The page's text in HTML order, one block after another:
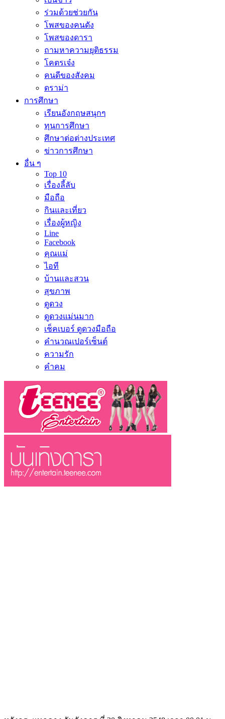
ร่วมด้วยช่วยกัน
โพสของคนดัง
โพสของดารา
ถามหาความยุติธรรม
โคตรเจ๋ง
คนดีของสังคม
ดราม่า
การศึกษา
เรียนอังกฤษสนุกๆ
ทุนการศึกษา
ศึกษาต่อต่างประเทศ
ข่าวการศึกษา
อื่น ๆ
Top 10
เรื่องลี้ลับ
มือถือ
กินและเที่ยว
เรื่องผู้หญิง
Line
Facebook
คุณแม่
ไอที
บ้านและสวน
สุขภาพ
ดูดวง
ดูดวงแม่นมาก
เช็คเบอร์ ดูดวงมือถือ
คำนวณเปอร์เซ็นต์
ความรัก
คำคม